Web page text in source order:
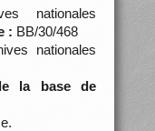
nationales
: BB/30/468
nationales
la base de